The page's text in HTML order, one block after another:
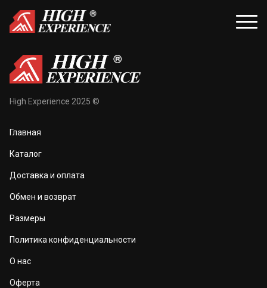
и перчатки
и маски
High Experience 2025 ©
Главная
Каталог
Доставка и оплата
Обмен и возврат
Размеры
Политика конфиденциальности
О нас
Оферта